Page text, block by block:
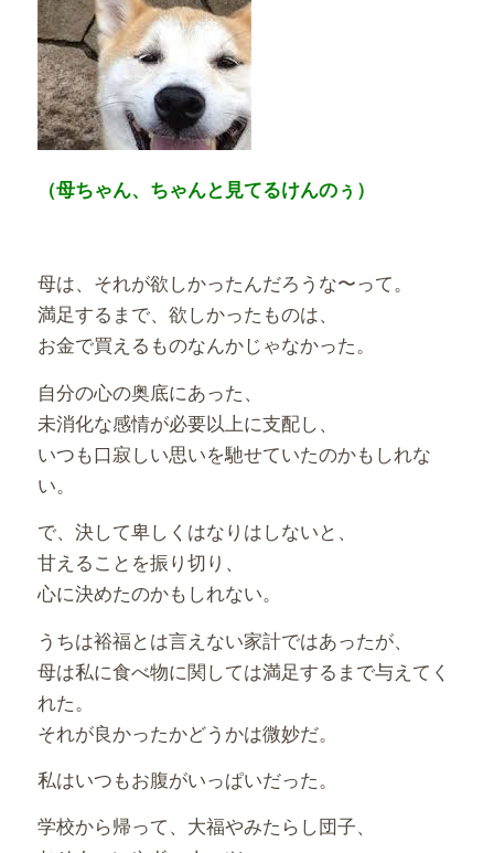
（母ちゃん、ちゃんと見てるけんのぅ）
母は、それが欲しかったんだろうな〜って。
満足するまで、欲しかったものは、
お金で買えるものなんかじゃなかった。
自分の心の奥底にあった、
未消化な感情が必要以上に支配し、
いつも口寂しい思いを馳せていたのかもしれな
い。
で、決して卑しくはなりはしないと、
甘えることを振り切り、
心に決めたのかもしれない。
うちは裕福とは言えない家計ではあったが、
母は私に食べ物に関しては満足するまで与えてく
れた。
それが良かったかどうかは微妙だ。
私はいつもお腹がいっぱいだった。
学校から帰って、大福やみたらし団子、